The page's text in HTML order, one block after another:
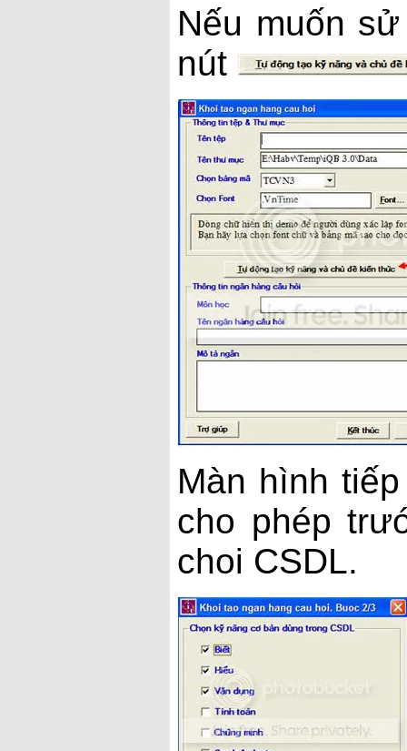
Nếu muốn
nút
Màn hình
cho phép
choi CSDL.